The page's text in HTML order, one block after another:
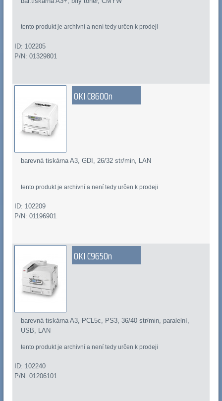
tento produkt je archivní a není tedy určen k prodeji
ID: 102205
P/N: 01329801
OKI C8600n
barevná tiskárna A3, GDI, 26/32 str/min, LAN
tento produkt je archivní a není tedy určen k prodeji
ID: 102209
P/N: 01196901
OKI C9650n
barevná tiskárna A3, PCL5c, PS3, 36/40 str/min, paralelní,
USB, LAN
tento produkt je archivní a není tedy určen k prodeji
ID: 102240
P/N: 01206101